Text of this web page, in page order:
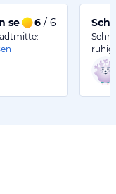
sehr guter Lage
6 / 6
Sehr
ruhig